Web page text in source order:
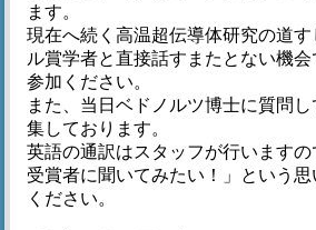
ます。
現在へ続く高温超伝導体研究の道
ル賞学者と直接話すまたとない機
参加ください。
また、当日ベドノルツ博士に質問
集しております。
英語の通訳はスタッフが行います
受賞者に聞いてみたい！」という
ください。